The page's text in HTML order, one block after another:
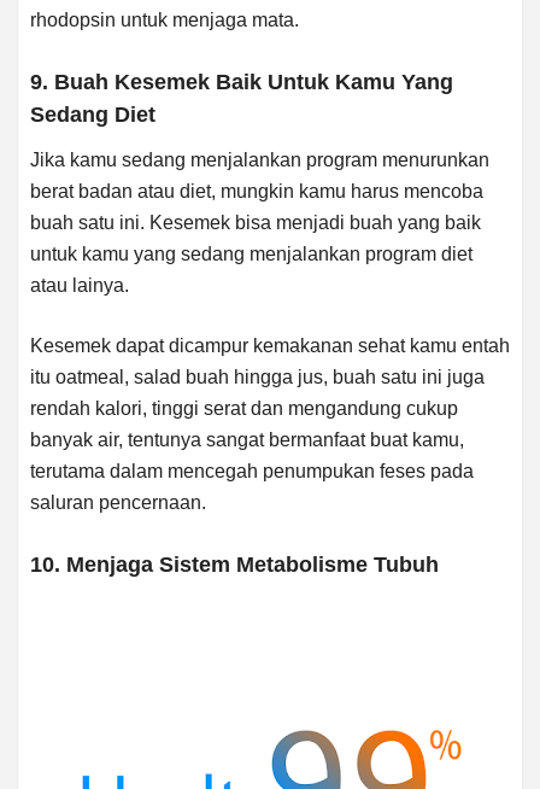
rhodopsin untuk menjaga mata.
9. Buah Kesemek Baik Untuk Kamu Yang
Sedang Diet
Jika kamu sedang menjalankan program menurunkan
berat badan atau diet, mungkin kamu harus mencoba
buah satu ini. Kesemek bisa menjadi buah yang baik
untuk kamu yang sedang menjalankan program diet
atau lainya.
Kesemek dapat dicampur kemakanan sehat kamu entah
itu oatmeal, salad buah hingga jus, buah satu ini juga
rendah kalori, tinggi serat dan mengandung cukup
banyak air, tentunya sangat bermanfaat buat kamu,
terutama dalam mencegah penumpukan feses pada
saluran pencernaan.
10. Menjaga Sistem Metabolisme Tubuh